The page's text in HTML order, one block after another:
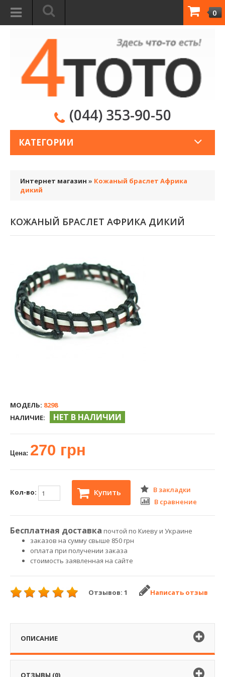
0
(044) 353-90-50
КАТЕГОРИИ
Интернет магазин » Кожаный браслет Африка
дикий
КОЖАНЫЙ БРАСЛЕТ АФРИКА ДИКИЙ
МОДЕЛЬ: 8298
НАЛИЧИЕ:
НЕТ В НАЛИЧИИ
Цена: 270 грн
Кол-во: Купить
В закладки
В сравнение
Бесплатная доставка почтой по Киеву и Украине
заказов на сумму свыше 850 грн
оплата при получении заказа
стоимость заявленная на сайте
Отзывов: 1 Написать отзыв
ОПИСАНИЕ
ОТЗЫВЫ (0)